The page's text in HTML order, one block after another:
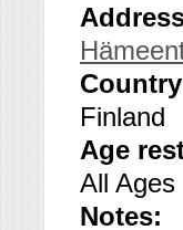
Finland
Age
All Ages
Notes: